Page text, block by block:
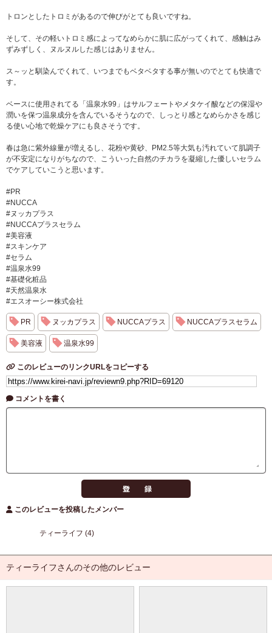
トロンとしたトロミがあるので伸びがとても良いですね。
そして、その軽いトロミ感によってなめらかに肌に広がってくれて、感触はみ
ずみずしく、ヌルヌルした感じはありません。
ス～ッと馴染んでくれて、いつまでもベタベタする事が無いのでとても快適で
す。
ベースに使用されてる「温泉水99」はサルフェートやメタケイ酸などの保湿や
潤いを保つ温泉成分を含んでいるそうなので、しっとり感となめらかさを感じ
る使い心地で乾燥ケアにも良さそうです。
春は急に紫外線量が増えるし、花粉や黄砂、PM2.5等大気も汚れていて肌調子
が不安定になりがちなので、こういった自然のチカラを凝縮した優しいセラム
でケアしていこうと思います。
#PR
#NUCCA
#ヌッカプラス
#NUCCAプラスセラム
#美容液
#スキンケア
#セラム
#温泉水99
#基礎化粧品
#天然温泉水
#エスオーシー株式会社
PR ヌッカプラス NUCCAプラス NUCCAプラスセラム
美容液 温泉水99
このレビューのリンクURLをコピーする
コメントを書く
このレビューを投稿したメンバー
ティーライフ (4)
ティーライフさんのその他のレビュー